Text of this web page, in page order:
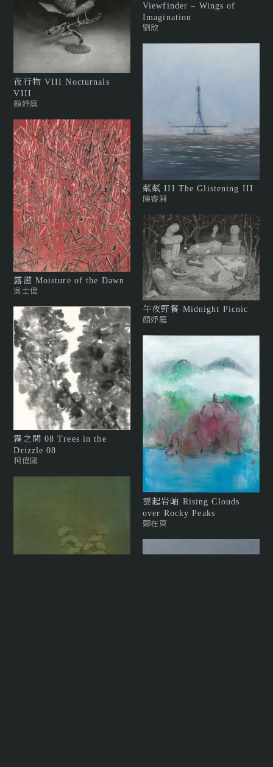
夜行物 VIII Nocturnals
VIII
顏妤庭
露滋 Moisture of the Dawn
吳士偉
霧之間 08 Trees in the
Drizzle 08
柯偉國
Viewfinder – Wings of
Imagination
劉欣
粼粼 III The Glistening III
陳睿淵
午夜野餐 Midnight Picnic
顏妤庭
雲起岩岫 Rising Clouds
over Rocky Peaks
鄭在東